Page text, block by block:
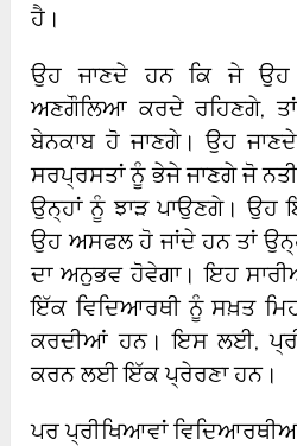
ਹੈ।
ਉਹ ਜਾਣਦੇ ਹਨ ਕਿ ਜੇ ਉਹ
ਅਣਗੌਲਿਆ ਕਰਦੇ ਰਹਿਣਗੇ,
ਬੇਨਕਾਬ ਹੋ ਜਾਣਗੇ। ਉਹ
ਸਰਪ੍ਰਸਤਾਂ ਨੂੰ ਭੇਜੇ ਜਾਣਗੇ ਜੋ
ਉਨ੍ਹਾਂ ਨੂੰ ਝਾੜ ਪਾਉਣਗੇ। ਉਹ
ਉਹ ਅਸਫਲ ਹੋ ਜਾਂਦੇ ਹਨ ਤਾਂ
ਦਾ ਅਨੁਭਵ ਹੋਵੇਗਾ। ਇਹ
ਇੱਕ ਵਿਦਿਆਰਥੀ ਨੂੰ ਸਖ਼ਤ
ਕਰਦੀਆਂ ਹਨ। ਇਸ ਲਈ,
ਕਰਨ ਲਈ ਇੱਕ ਪ੍ਰੇਰਣਾ ਹਨ।
ਪਰ ਪ੍ਰੀਖਿਆਵਾਂ